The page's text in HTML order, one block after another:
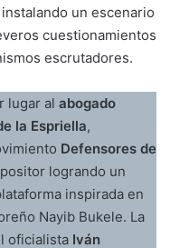
instalando un escenario
cuestionamientos
escrutadores.
lugar al abogado
la Espriella,
Defensores de
logrando un
inspirada en
Nayib Bukele. La
oficialista Iván